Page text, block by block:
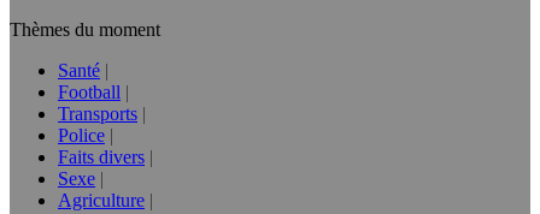
Thèmes du moment
Santé
Football
Transports
Police
Faits divers
Sexe
Agriculture